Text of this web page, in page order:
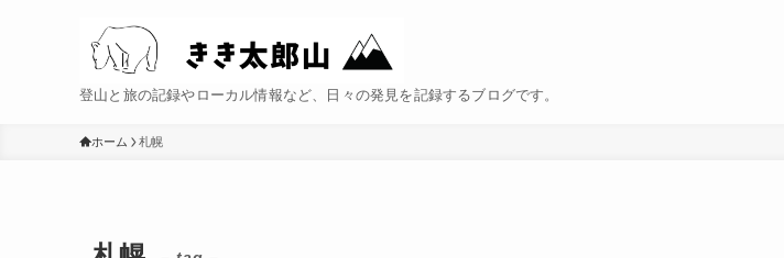
登山と旅の記録やローカル情報など、日々の発見を記録するブログです。
ホーム 札幌